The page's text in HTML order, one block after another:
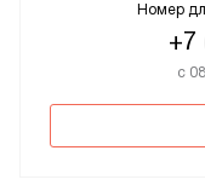
Номер
+7
с